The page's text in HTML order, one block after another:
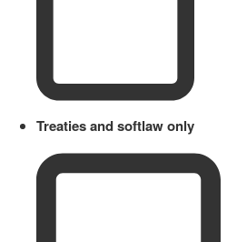
Treaties and softlaw only